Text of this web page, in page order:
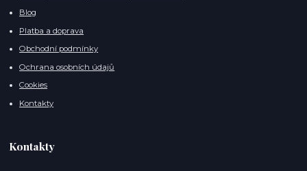
Blog
Platba a doprava
Obchodní podmínky
Ochrana osobních údajů
Cookies
Kontakty
Kontakty